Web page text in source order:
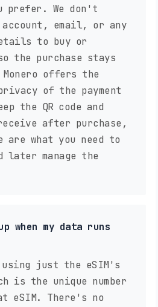
prefer. We don't
email, or any
to buy or
the purchase stays
Monero offers the
of the payment
the QR code and
after purchase,
are what you need to
manage the
when my data runs
using just the eSIM's
is the unique number
eSIM. There's no